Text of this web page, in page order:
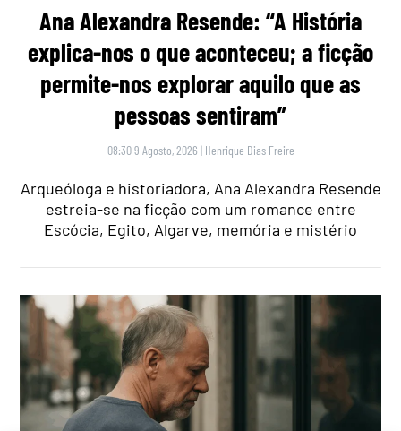
Ana Alexandra Resende: “A História
explica-nos o que aconteceu; a ficção
permite-nos explorar aquilo que as
pessoas sentiram”
08:30 9 Agosto, 2026 | Henrique Dias Freire
Arqueóloga e historiadora, Ana Alexandra Resende
estreia-se na ficção com um romance entre
Escócia, Egito, Algarve, memória e mistério